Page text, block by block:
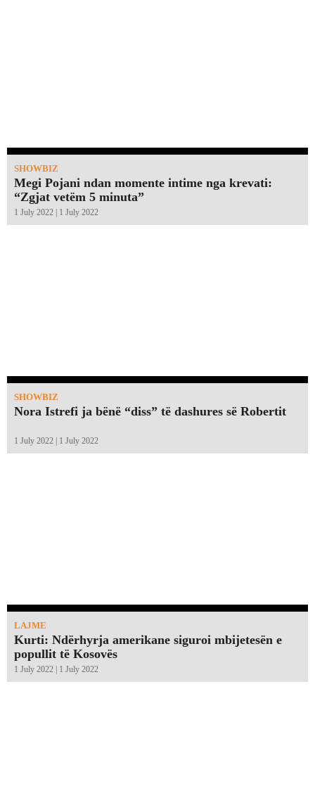
SHOWBIZ
Megi Pojani ndan momente intime nga krevati:
“Zgjat vetëm 5 minuta”￼
1 July 2022 | 1 July 2022
SHOWBIZ
Nora Istrefi ja bënë “diss” të dashures së Robertit
1 July 2022 | 1 July 2022
LAJME
Kurti: Ndërhyrja amerikane siguroi mbijetesën e
popullit të Kosovës
1 July 2022 | 1 July 2022